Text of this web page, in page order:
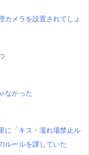
カメラを設置されてしょ
なかった
に「キス・濡れ場禁止ル
ールを課していた